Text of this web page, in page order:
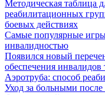
Методическая таблица
реабилитационных
боевых действиях
Самые популярные
инвалидностью
Появился новый
обеспечения инвалидов
Аэротруба: способ
Уход за больными